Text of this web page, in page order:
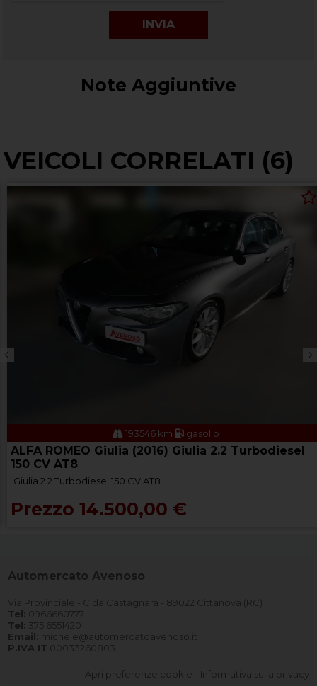
Note Aggiuntive
VEICOLI CORRELATI (6)
193546 km gasolio
ALFA ROMEO Giulia (2016) Giulia 2.2 Turbodiesel
150 CV AT8
Giulia 2.2 Turbodiesel 150 CV AT8
Prezzo 14.500,00 €
Automercato Avenoso
Via Provinciale - C.da Castagnara - 89022 Cittanova (RC)
Tel: 0966660777
Tel: 375 6551420
Email: michele@automercatoavenoso.it
P.IVA IT 00033260803
Apri preferenze cookie Informativa sulla privacy